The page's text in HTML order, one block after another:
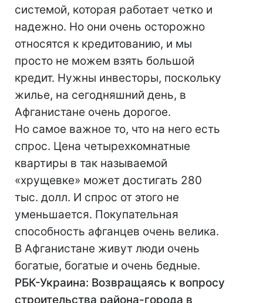
системой, которая работает четко и
надежно. Но они очень осторожно
относятся к кредитованию, и мы
просто не можем взять большой
кредит. Нужны инвесторы, поскольку
жилье, на сегодняшний день, в
Афганистане очень дорогое.
Но самое важное то, что на него есть
спрос. Цена четырехкомнатные
квартиры в так называемой
«хрущевке» может достигать 280
тыс. долл. И спрос от этого не
уменьшается. Покупательная
способность афганцев очень велика.
В Афганистане живут люди очень
богатые, богатые и очень бедные.
РБК-Украина: Возвращаясь к вопросу
строительства района-города в